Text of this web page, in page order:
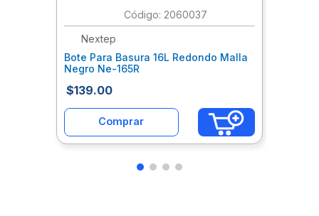
: 2060037
Nextep
Bote Para Basura 16L Redondo Malla
Negro Ne-165R
$139.00
Comprar